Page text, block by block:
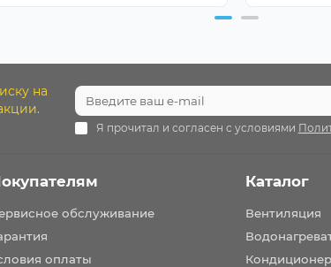
на
Я прочитал и согласен с условиями
обслуживание
оплаты
Каталог
Вентиляция